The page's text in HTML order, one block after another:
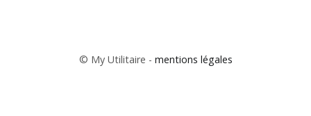
© My Utilitaire - mentions légales